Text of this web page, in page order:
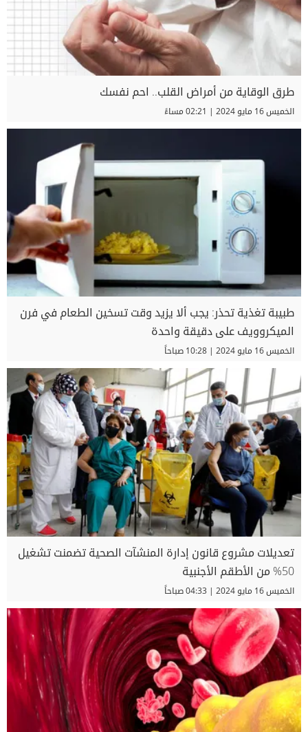
طرق الوقاية من أمراض القلب.. احم نفسك
الخميس 16 مايو 2024 | 02:21 مساءً
طبيبة تغذية تحذر: يجب ألا يزيد وقت تسخين الطعام في فرن
الميكروويف على دقيقة واحدة
الخميس 16 مايو 2024 | 10:28 صباحاً
تعديلات مشروع قانون إدارة المنشآت الصحية تضمنت تشغيل
50% من الأطقم الأجنبية
الخميس 16 مايو 2024 | 04:33 صباحاً